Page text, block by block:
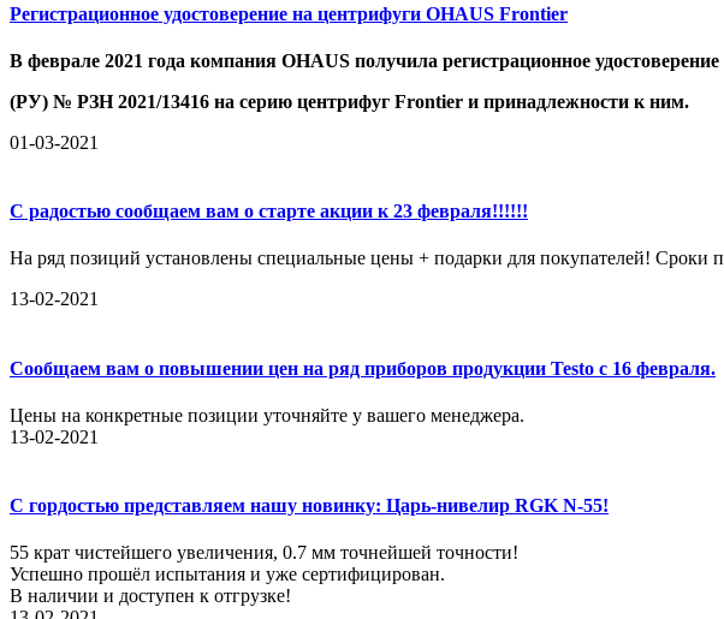
Регистрационное удостоверение на центрифуги OHAUS Frontier
В феврале 2021 года компания OHAUS получила регистрационное
(РУ) № РЗН 2021/13416 на серию центрифуг Frontier и принадлежности к ним.
01-03-2021
С радостью сообщаем вам о старте акции к 23 февраля!!!!!!
На ряд позиций установлены специальные цены + подарки для покупателей! Сроки
13-02-2021
Сообщаем вам о повышении цен на ряд приборов продукции Testo с 16 февраля.
Цены на конкретные позиции уточняйте у вашего менеджера.
13-02-2021
С гордостью представляем нашу новинку: Царь-нивелир RGK N-55!
55 крат чистейшего увеличения, 0.7 мм точнейшей точности!
Успешно прошёл испытания и уже сертифицирован.
В наличии и доступен к отгрузке!